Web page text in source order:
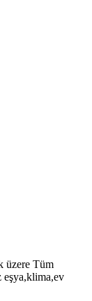
Tüm
eşya,klima,ev